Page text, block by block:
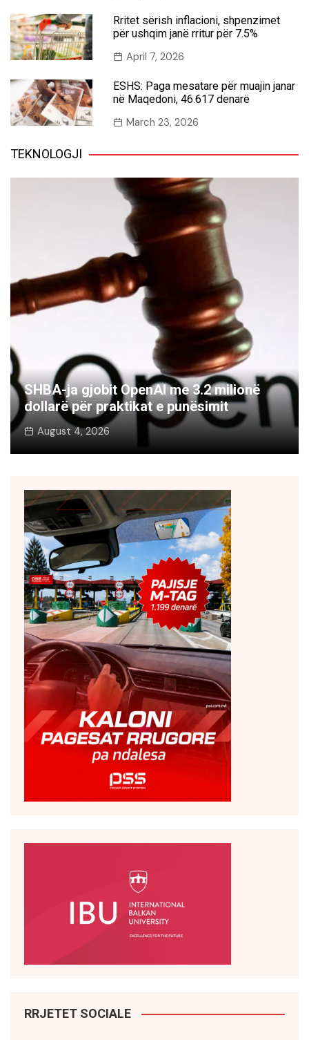
Rritet sërish inflacioni, shpenzimet
për ushqim janë rritur për 7.5%
April 7, 2026
ESHS: Paga mesatare për muajin janar
në Maqedoni, 46.617 denarë
March 23, 2026
TEKNOLOGJI
Hyn në fuqi Ligji i BE-së për
Artificiale
August 3, 2026
RRJETET SOCIALE